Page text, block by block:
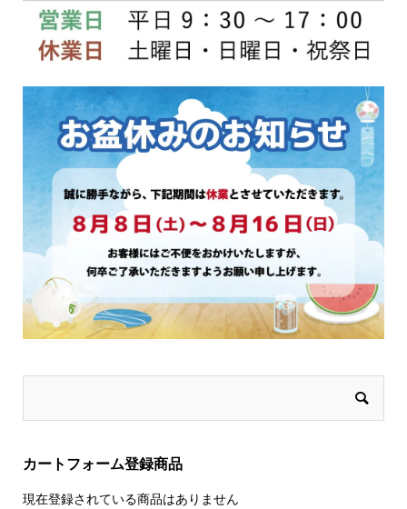
ペ
ー
ジ
か
ら
択
ペ
ー
ジ
か
ら
択
き
ま
す
カートフォーム登録商品
現在登録されている商品はありません